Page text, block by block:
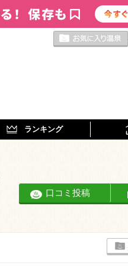
ランキング
口コミ投稿